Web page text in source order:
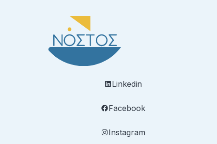
Linkedin
Facebook
Instagram